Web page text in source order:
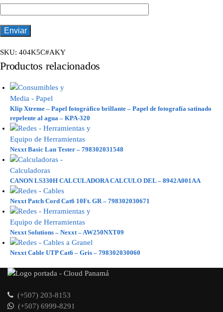
SKU: 404K5C#AKY
Productos relacionados
Klip Xtreme – Papel fotográfico brillante – Papel de fotografía satinado
repelente al agua – KPA-320
Nexxt Basic Lan Tester – 798302031548
CANON LS330H CALCULADORA CALCULO DEL – 8942A001AA
Nexxt Patch Cord Cat6 10Ft. GR – 798302030671
Nexxt Solutions – Nexxt – AW250NXT09
Nexxt Cable UTP Cat6 – Gris – 798302030060
(+507) 203-8153
(+507) 6999-8291